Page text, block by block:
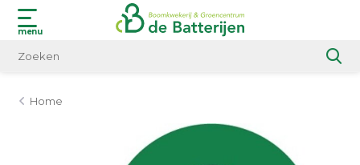
menu
Home